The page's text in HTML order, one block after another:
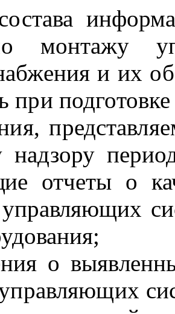
монтажу
и их
при
надзору
отчеты о
о